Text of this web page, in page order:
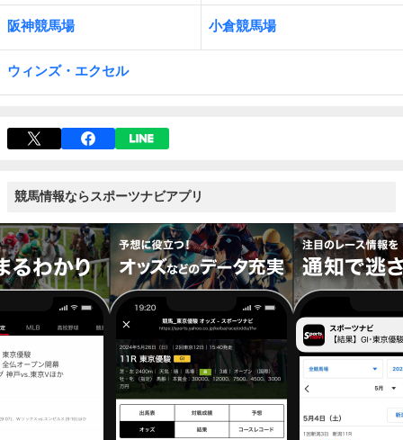
阪神競馬場 小倉競馬場
ウィンズ・エクセル
競馬情報ならスポーツナビアプリ